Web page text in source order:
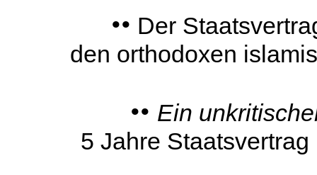
•• Der
den orthodoxen
•• Ein
5 Jahre